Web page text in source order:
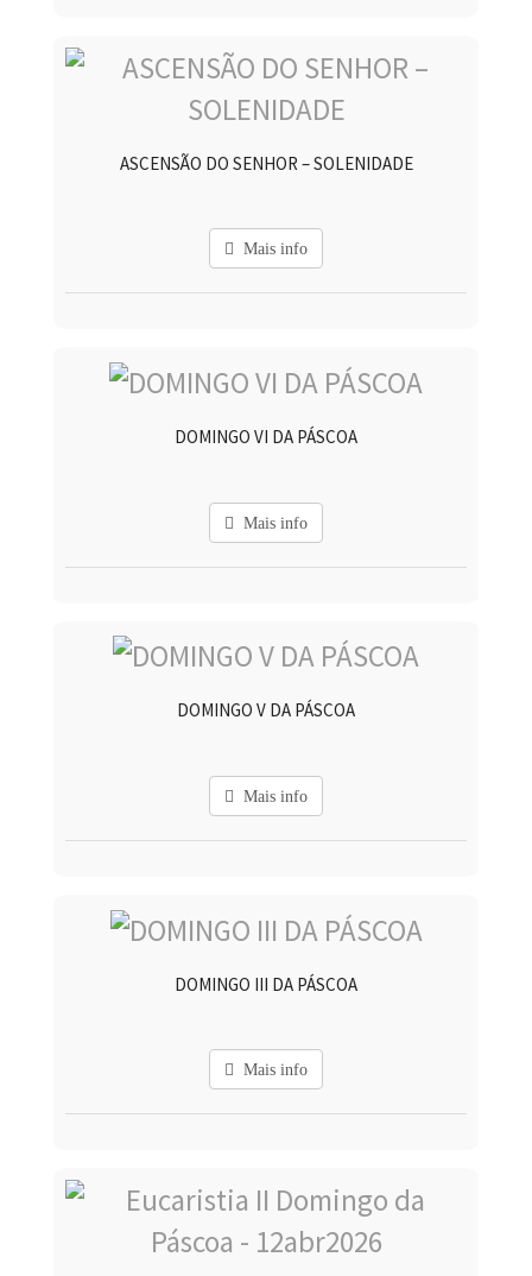
ASCENSÃO DO SENHOR – SOLENIDADE
Mais info
DOMINGO VI DA PÁSCOA
Mais info
DOMINGO V DA PÁSCOA
Mais info
DOMINGO III DA PÁSCOA
Mais info